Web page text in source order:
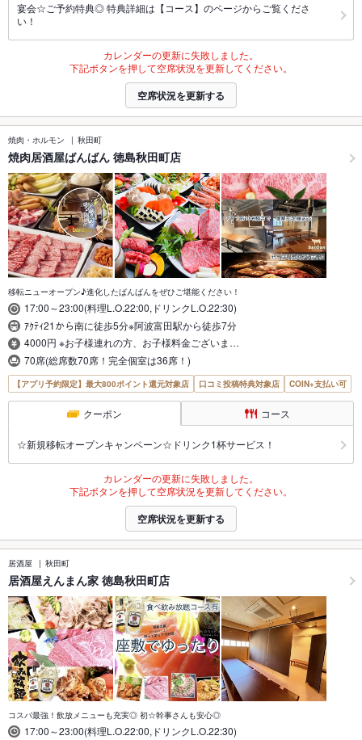
宴会☆ご予約特典◎ 特典詳細は【コース】のページからご覧くださ
い！
カレンダーの更新に失敗しました。
下記ボタンを押して空席状況を更新してください。
空席状況を更新する
焼肉・ホルモン 秋田町
焼肉居酒屋ばんばん 徳島秋田町店
移転ニューオープン♪進化したばんばんをぜひご堪能ください！
17:00～23:00(料理L.O.22:00,ドリンクL.O.22:30)
ｱｸﾃｨ21から南に徒歩5分※阿波富田駅から徒歩7分
4000円 ※お子様連れの方、お子様料金ございま…
70席(総席数70席！完全個室は36席！)
【アプリ予約限定】最大800ポイント還元対象店 口コミ投稿特典対象店 COIN+支払い可
クーポン コース
☆新規移転オープンキャンペーン☆ドリンク1杯サービス！
カレンダーの更新に失敗しました。
下記ボタンを押して空席状況を更新してください。
空席状況を更新する
居酒屋 秋田町
居酒屋えんまん家 徳島秋田町店
コスパ最強！飲放メニューも充実◎ 初☆幹事さんも安心◎
17:00～23:00(料理L.O.22:00,ドリンクL.O.22:30)